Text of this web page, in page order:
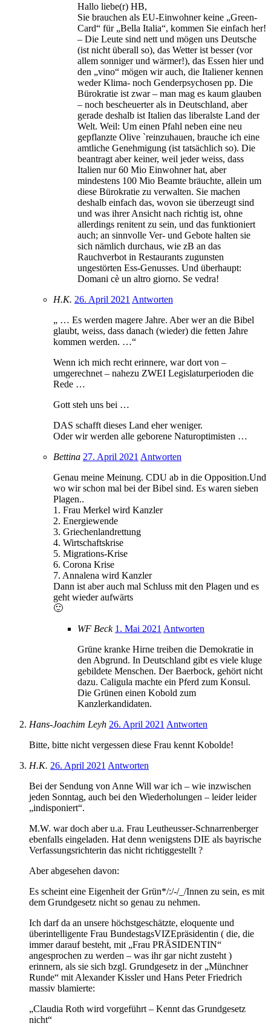
Hallo liebe(r) HB,
Sie brauchen als EU-Einwohner keine „Green-
Card“ für „Bella Italia“, kommen Sie einfach her!
– Die Leute sind nett und mögen uns Deutsche
(ist nicht überall so), das Wetter ist besser (vor
allem sonniger und wärmer!), das Essen hier und
den „vino“ mögen wir auch, die Italiener kennen
weder Klima- noch Genderpsychosen pp. Die
Bürokratie ist zwar – man mag es kaum glauben
– noch bescheuerter als in Deutschland, aber
gerade deshalb ist Italien das liberalste Land der
Welt. Weil: Um einen Pfahl neben eine neu
gepflanzte Olive `reinzuhauen, brauche ich eine
amtliche Genehmigung (ist tatsächlich so). Die
beantragt aber keiner, weil jeder weiss, dass
Italien nur 60 Mio Einwohner hat, aber
mindestens 100 Mio Beamte bräuchte, allein um
diese Bürokratie zu verwalten. Sie machen
deshalb einfach das, wovon sie überzeugt sind
und was ihrer Ansicht nach richtig ist, ohne
allerdings renitent zu sein, und das funktioniert
auch; an sinnvolle Ver- und Gebote halten sie
sich nämlich durchaus, wie zB an das
Rauchverbot in Restaurants zugunsten
ungestörten Ess-Genusses. Und überhaupt:
Domani cè un altro giorno. Se vedra!
H.K. 26. April 2021 Antworten
„ … Es werden magere Jahre. Aber wer an die Bibel
glaubt, weiss, dass danach (wieder) die fetten Jahre
kommen werden. …“
Wenn ich mich recht erinnere, war dort von –
umgerechnet – nahezu ZWEI Legislaturperioden die
Rede …
Gott steh uns bei …
DAS schafft dieses Land eher weniger.
Oder wir werden alle geborene Naturoptimisten …
Bettina 27. April 2021 Antworten
Genau meine Meinung. CDU ab in die Opposition.Und
wo wir schon mal bei der Bibel sind. Es waren sieben
Plagen..
1. Frau Merkel wird Kanzler
2. Energiewende
3. Griechenlandrettung
4. Wirtschaftskrise
5. Migrations-Krise
6. Corona Krise
7. Annalena wird Kanzler
Dann ist aber auch mal Schluss mit den Plagen und es
geht wieder aufwärts
🙂
WF Beck 1. Mai 2021 Antworten
Grüne kranke Hirne treiben die Demokratie in
den Abgrund. In Deutschland gibt es viele kluge
gebildete Menschen. Der Baerbock, gehört nicht
dazu. Caligula machte ein Pferd zum Konsul.
Die Grünen einen Kobold zum
Kanzlerkandidaten.
Hans-Joachim Leyh 26. April 2021 Antworten
Bitte, bitte nicht vergessen diese Frau kennt Kobolde!
H.K. 26. April 2021 Antworten
Bei der Sendung von Anne Will war ich – wie inzwischen
jeden Sonntag, auch bei den Wiederholungen – leider leider
„indisponiert“.
M.W. war doch aber u.a. Frau Leutheusser-Schnarrenberger
ebenfalls eingeladen. Hat denn wenigstens DIE als bayrische
Verfassungsrichterin das nicht richtiggestellt ?
Aber abgesehen davon:
Es scheint eine Eigenheit der Grün*/:/-/_/Innen zu sein, es mit
dem Grundgesetz nicht so genau zu nehmen.
Ich darf da an unsere höchstgeschätzte, eloquente und
überintelligente Frau BundestagsVIZEpräsidentin ( die, die
immer darauf besteht, mit „Frau PRÄSIDENTIN“
angesprochen zu werden – was ihr gar nicht zusteht )
erinnern, als sie sich bzgl. Grundgesetz in der „Münchner
Runde“ mit Alexander Kissler und Hans Peter Friedrich
massiv blamierte:
„Claudia Roth wird vorgeführt – Kennt das Grundgesetz
nicht“